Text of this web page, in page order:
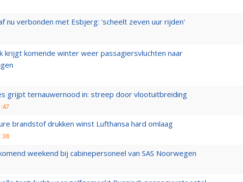
nu verbonden met Esbjerg: 'scheelt zeven uur rijden'
krijgt komende winter weer passagiersvluchten naar
grijpt ternauwernood in: streep door vlootuitbreiding
brandstof drukken winst Lufthansa hard omlaag
weekend bij cabinepersoneel van SAS Noorwegen